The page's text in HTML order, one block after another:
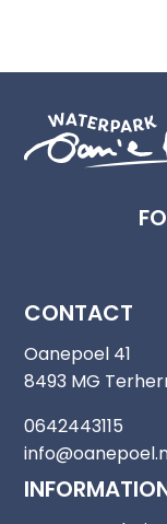
Parasol
First floor
Television
Separate
CONTACT
Oanepoel 41
8493 MG
0642443115